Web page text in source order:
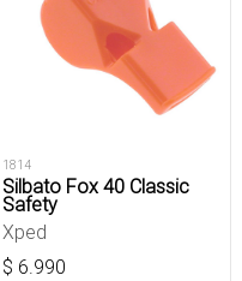
1814
Silbato Fox 40 Classic
Safety
Xped
$ 6.990